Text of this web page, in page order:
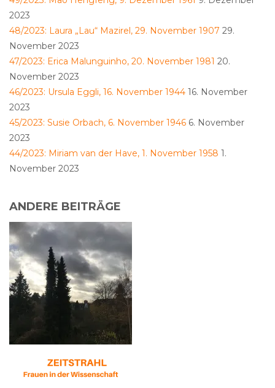
2023
48/2023: Laura „Lau“ Mazirel, 29. November 1907 29.
November 2023
47/2023: Erica Malunguinho, 20. November 1981 20.
November 2023
46/2023: Ursula Eggli, 16. November 1944 16. November
2023
45/2023: Susie Orbach, 6. November 1946 6. November
2023
44/2023: Miriam van der Have, 1. November 1958 1.
November 2023
ANDERE BEITRÄGE